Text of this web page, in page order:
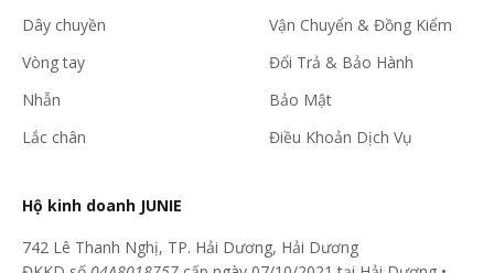
Dây chuyền
Vòng tay
Nhẫn
Lắc chân
Vận Chuyển & Đồng Kiểm
Đổi Trả & Bảo Hành
Bảo Mật
Điều Khoản Dịch Vụ
Hộ kinh doanh JUNIE
742 Lê Thanh Nghị, TP. Hải Dương, Hải Dương